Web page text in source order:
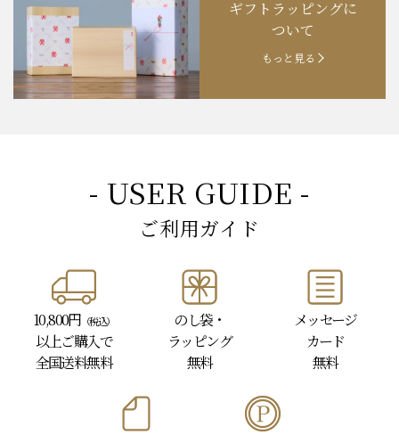
お知らせ 202４.09.18 【秋の味覚祭】食欲の秋！
ギフトラッピングに
ついて
もっと見る
- USER GUIDE -
ご利用ガイド
10,800円 （税込）
以上ご購入で
全国送料無料
のし袋・
ラッピング
無料
メッセージ
カード
無料